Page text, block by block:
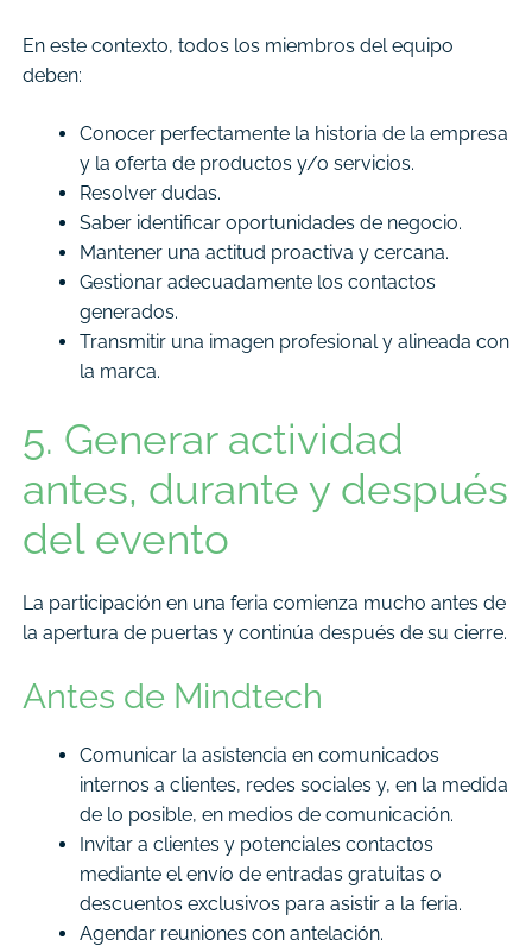
En este contexto, todos los miembros del equipo
deben:
Conocer perfectamente la historia de la empresa
y la oferta de productos y/o servicios.
Resolver dudas.
Saber identificar oportunidades de negocio.
Mantener una actitud proactiva y cercana.
Gestionar adecuadamente los contactos
generados.
Transmitir una imagen profesional y alineada con
la marca.
5. Generar actividad
antes, durante y después
del evento
La participación en una feria comienza mucho antes de
la apertura de puertas y continúa después de su cierre.
Antes de Mindtech
Comunicar la asistencia en comunicados
internos a clientes, redes sociales y, en la medida
de lo posible, en medios de comunicación.
Invitar a clientes y potenciales contactos
mediante el envío de entradas gratuitas o
descuentos exclusivos para asistir a la feria.
Agendar reuniones con antelación.